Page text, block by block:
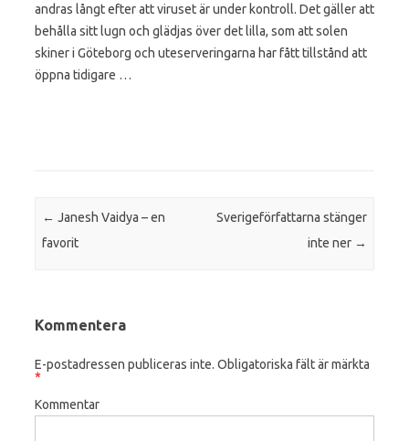
andras långt efter att viruset är under kontroll. Det gäller att
behålla sitt lugn och glädjas över det lilla, som att solen
skiner i Göteborg och uteserveringarna har fått tillstånd att
öppna tidigare …
Post navigation
← Janesh Vaidya – en
favorit
Sverigeförfattarna stänger
inte ner →
Kommentera
E-postadressen publiceras inte. Obligatoriska fält är märkta
*
Kommentar